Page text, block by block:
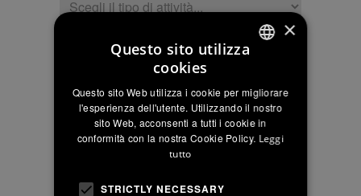
CAPTCHA
INFORMATIVA
TRATTAMENTO
DATI
INFORMATIVA SUL TRATTAMENTO DEI
come da Reg UE 2016/679
Per maggiori informazioni:Leggi l’informativa
Acconsento al trattamento dei dati per la
ENGLISH
FRENCH
×
Questo sito utilizza
cookies
Questo sito Web utilizza i cookie per migliorare
l'esperienza dell'utente. Utilizzando il nostro
sito Web, acconsenti a tutti i cookie in
conformità con la nostra Cookie Policy. Leggi
tutto
STRICTLY NECESSARY